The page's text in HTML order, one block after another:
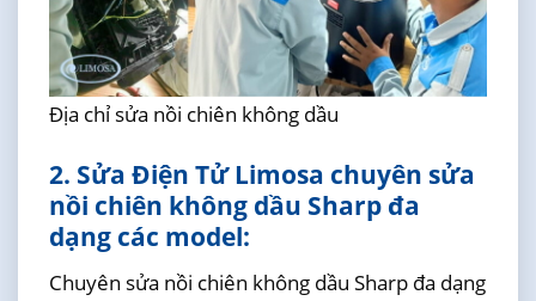
Địa chỉ sửa nồi chiên không dầu
2. Sửa Điện Tử Limosa chuyên sửa
nồi chiên không dầu Sharp đa
dạng các model:
Chuyên sửa nồi chiên không dầu Sharp đa dạng